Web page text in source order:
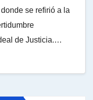
se refirió a la
de Justicia.…